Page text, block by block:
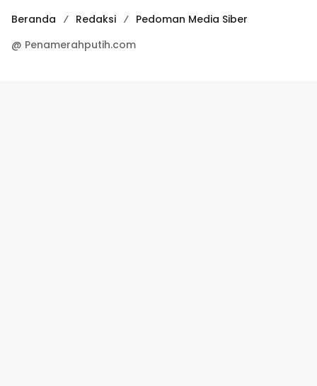
Beranda Redaksi
Pedoman Media Siber
@ Penamerahputih.com